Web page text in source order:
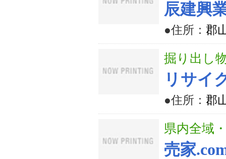
辰建興
●住所： 郡
掘り出し
リサイ
●住所： 郡
県内全域
売家